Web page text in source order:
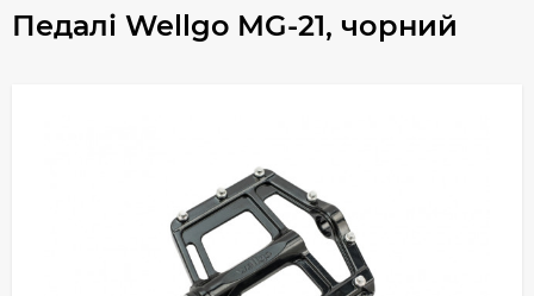
Педалі Wellgo MG-21, чорний